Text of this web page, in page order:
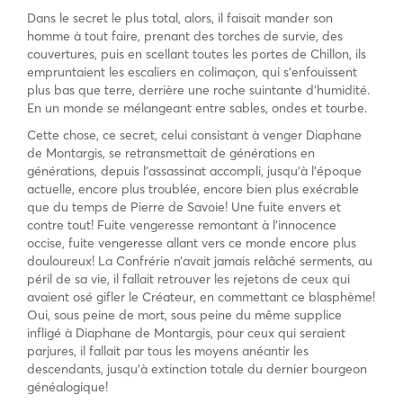
Dans le secret le plus total, alors, il faisait mander son
homme à tout faire, prenant des torches de survie, des
couvertures, puis en scellant toutes les portes de Chillon, ils
empruntaient les escaliers en colimaçon, qui s’enfouissent
plus bas que terre, derrière une roche suintante d’humidité.
En un monde se mélangeant entre sables, ondes et tourbe.
Cette chose, ce secret, celui consistant à venger Diaphane
de Montargis, se retransmettait de générations en
générations, depuis l’assassinat accompli, jusqu’à l’époque
actuelle, encore plus troublée, encore bien plus exécrable
que du temps de Pierre de Savoie! Une fuite envers et
contre tout! Fuite vengeresse remontant à l’innocence
occise, fuite vengeresse allant vers ce monde encore plus
douloureux! La Confrérie n’avait jamais relâché serments, au
péril de sa vie, il fallait retrouver les rejetons de ceux qui
avaient osé gifler le Créateur, en commettant ce blasphème!
Oui, sous peine de mort, sous peine du même supplice
infligé à Diaphane de Montargis, pour ceux qui seraient
parjures, il fallait par tous les moyens anéantir les
descendants, jusqu’à extinction totale du dernier bourgeon
généalogique!